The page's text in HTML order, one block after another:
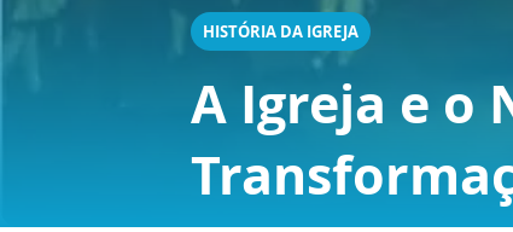
HISTÓRIA DA IGREJA
A Igreja e o